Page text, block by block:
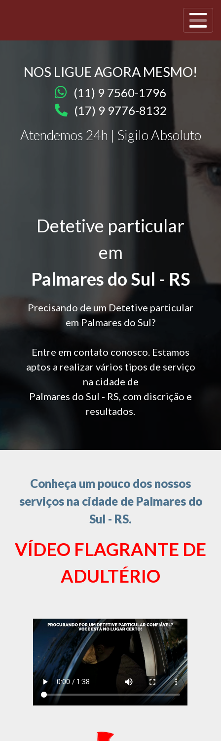
NOS LIGUE AGORA MESMO!
(11) 9 7560-1796
(17) 9 9776-8132
Atendemos 24h | Sigilo Absoluto
Detetive particular
em
Palmares do Sul - RS
Precisando de um Detetive particular
em Palmares do Sul?
Entre em contato conosco. Estamos
aptos a realizar vários tipos de serviço
na cidade de
Palmares do Sul - RS, com discrição e
resultados.
Conheça um pouco dos nossos
serviços na cidade de Palmares do
Sul - RS.
VÍDEO FLAGRANTE DE
ADULTÉRIO